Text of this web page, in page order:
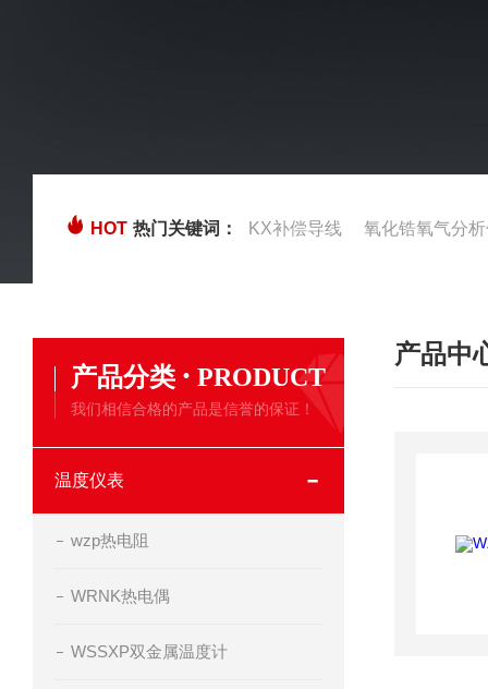
HOT 热门关键词： KX补偿导线 氧化锆氧气分
产品分类 · PRODUCT
我们相信合格的产品是信誉的保证！
温度仪表
wzp热电阻
WRNK热电偶
WSSXP双金属温度计
产品中